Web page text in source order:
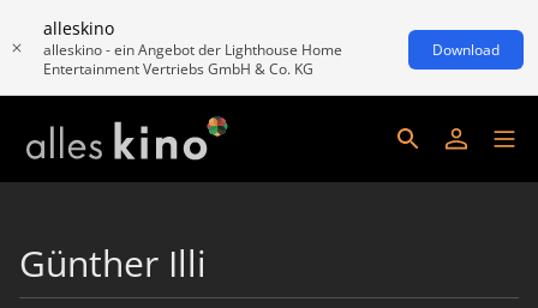
alleskino
alleskino - ein Angebot der Lighthouse Home
Entertainment Vertriebs GmbH & Co. KG
Download
Günther Illi